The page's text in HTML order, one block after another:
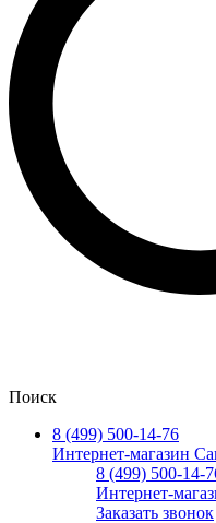
Поиск
8 (499) 500-14-76
Интернет-магазин
8 (499) 500-14-
Интернет-
Заказать звонок